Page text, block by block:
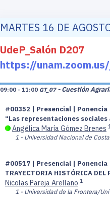
MARTES 16 DE
UdeP_Salón D207
https://
09:00 - 11:00 GT_07 - Cuestión
#00352 | Presencial |
“Las representaciones
Angélica María Gómez Brenes 1
1 - Universidad Nacional de
#00517 | Presencial |
TRAYECTORIA HISTÓRICA
Nicolas Pareja Arellano 1
1 - Universidad de la Frontera/